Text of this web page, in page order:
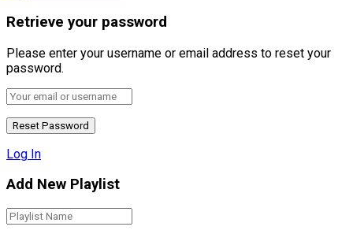
Retrieve your password
Please enter your username or email address to reset your
password.
Log In
Add New Playlist